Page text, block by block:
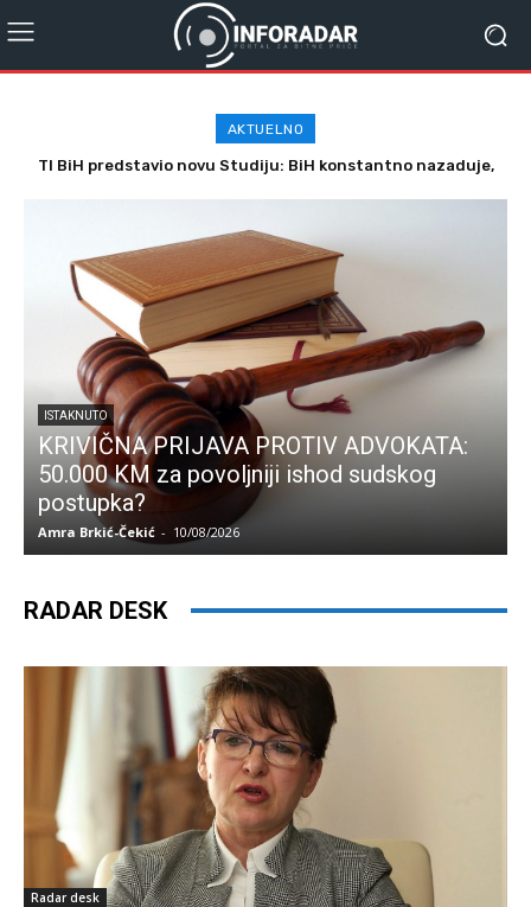
AKTUELNO
TI BiH predstavio novu Studiju: BiH konstantno nazaduje,
Posljednja velika zgrada komunizma u Ukrajini. Kako je
ISTAKNUTO
KRIVIČNA PRIJAVA PROTIV ADVOKATA:
50.000 KM za povoljniji ishod sudskog
postupka?
Amra Brkić-Čekić - 10/08/2026
RADAR DESK
Radar desk